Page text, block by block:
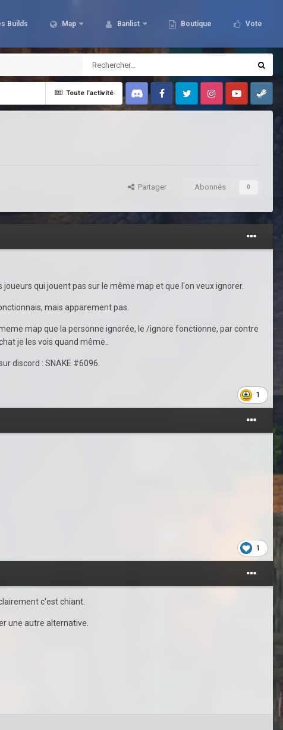
Builds Map Banlist Boutique Vote
Toute l’activité
Discord FacebookTwitter InstagramYoutubeSteam
Partager Abonnés 0
qui jouent pas sur le même map et que l'on veux ignorer.
mais apparement pas.
map que la personne ignorée, le /ignore fonctionne, par contre
je les vois quand même..
discord : SNAKE #6096.
1
1
c'est chiant.
une autre alternative.